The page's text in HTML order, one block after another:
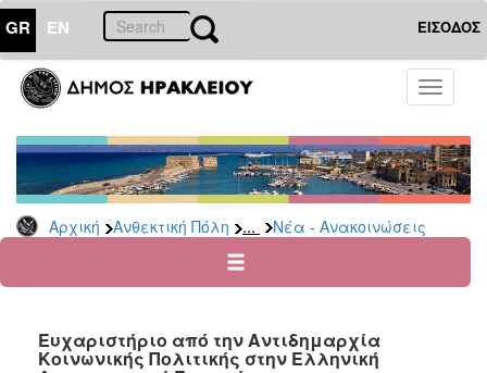
GR EN ΕΙΣΟΔΟΣ
Toggle
Αρχική Ανθεκτική Πόλη ... Νέα - Ανακοινώσεις
ΑΝΘΕΚΤΙΚΗ
ΠΟΛΗ
Κοινωνική
Πολιτική
Νέα
Ανακοινώσεις
για
Οικονομική
Ευχαριστήριο από την Αντιδημαρχία
Κοινωνικής Πολιτικής στην Ελληνική